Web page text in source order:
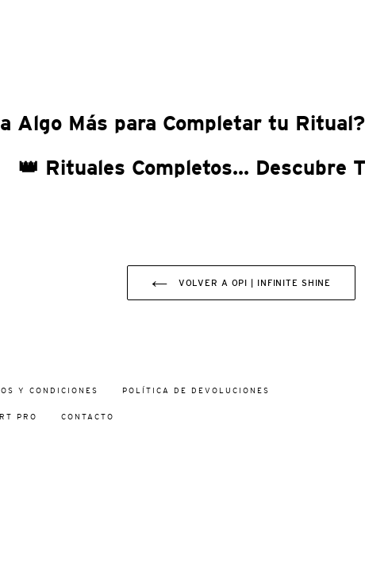
Algo Más para Completar tu
👑 Rituales Completos... Descubre
VOLVER A OPI | INFINITE SHINE
Y CONDICIONES POLÍTICA DE DEVOLUCIONES
PRO CONTACTO